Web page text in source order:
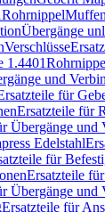
RohrnippelMuffen
Übergänge
Verschlüsse
1.4401
und
für
Ersatzteile für
Übergänge und
Edelstahl
für
Ersatzteile
Übergänge und
Ersatzteile für